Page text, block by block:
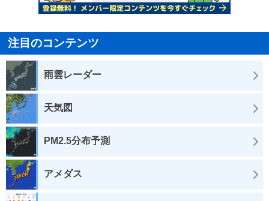
注目のコンテンツ
雨雲レーダー
天気図
PM2.5分布予測
アメダス